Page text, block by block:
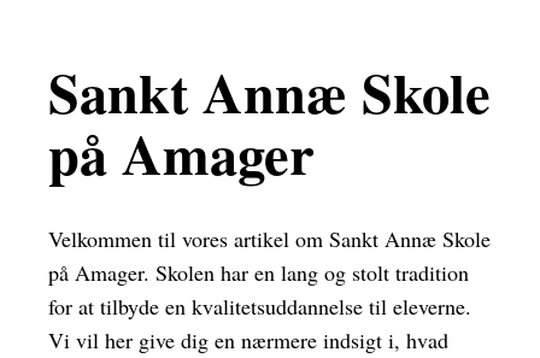
Sankt Annæ Skole
på Amager
Velkommen til vores artikel om Sankt Annæ Skole
på Amager. Skolen har en lang og stolt tradition
for at tilbyde en kvalitetsuddannelse til eleverne.
Vi vil her give dig en nærmere indsigt i, hvad